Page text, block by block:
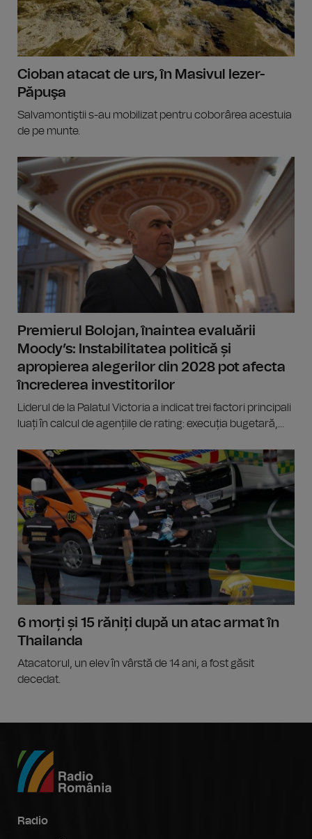
Cioban atacat de urs, în Masivul Iezer-
Păpuşa
Salvamontiştii s-au mobilizat pentru coborârea acestuia
de pe munte.
Premierul Bolojan, înaintea evaluării
Moody’s: Instabilitatea politică și
apropierea alegerilor din 2028 pot afecta
încrederea investitorilor
Liderul de la Palatul Victoria a indicat trei factori principali
luați în calcul de agențiile de rating: execuția bugetară,...
6 morți și 15 răniți după un atac armat în
Thailanda
Atacatorul, un elev în vârstă de 14 ani, a fost găsit
decedat.
Radio